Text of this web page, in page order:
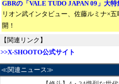
GBRの「VALE TUDO JAPAN 09」大特
リオン武インタビュー、佐藤ルミナ×
開！
【関連リンク】
>>X-SHOOTO公式サイト
≪関連ニュース≫